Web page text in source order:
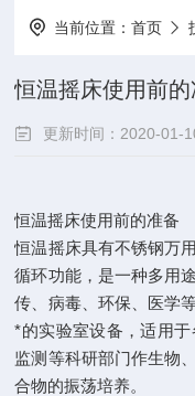
当前位置：首页
恒温摇床使用前的
更新时间：2020-01-
恒温摇床使用前的准备
恒温摇床具有不锈钢万
循环功能，是一种多用
传、病毒、环保、医学
*的实验室设备，适用
监测等科研部门作生物
合物的振荡培养。